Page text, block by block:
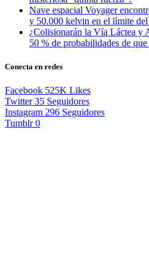
Nave espacial Voyager
y 50.000 kelvin en el límite del
¿Colisionarán la Vía Láctea y
50 % de probabilidades de
Conecta en redes
Facebook 525K Likes
Twitter 35 Seguidores
Instagram 296 Seguidores
Tumblr 0